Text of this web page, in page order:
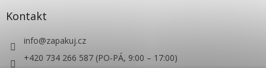
Kontakt
info@zapakuj.cz
+420 734 266 587 (PO-PÁ, 9:00 – 17:00)